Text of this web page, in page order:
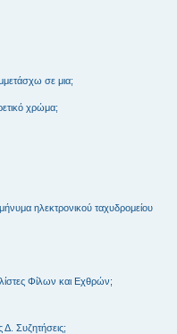
σε μια;
χρώμα;
ηλεκτρονικού ταχυδρομείου
Φίλων και Εχθρών;
Συζητήσεις;